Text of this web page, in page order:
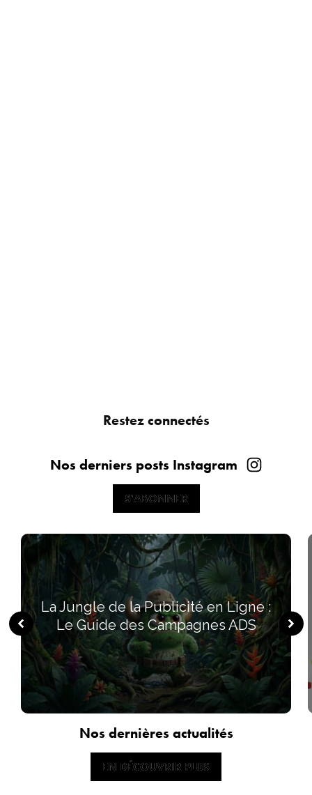
Restez connectés
Nos derniers posts Instagram
S'ABONNER
S'ABONNER
La Jungle de la Publicité en Ligne :
Le Guide des Campagnes ADS
Nos dernières actualités
EN DÉCOUVRIR PLUS
EN DÉCOUVRIR PLUS